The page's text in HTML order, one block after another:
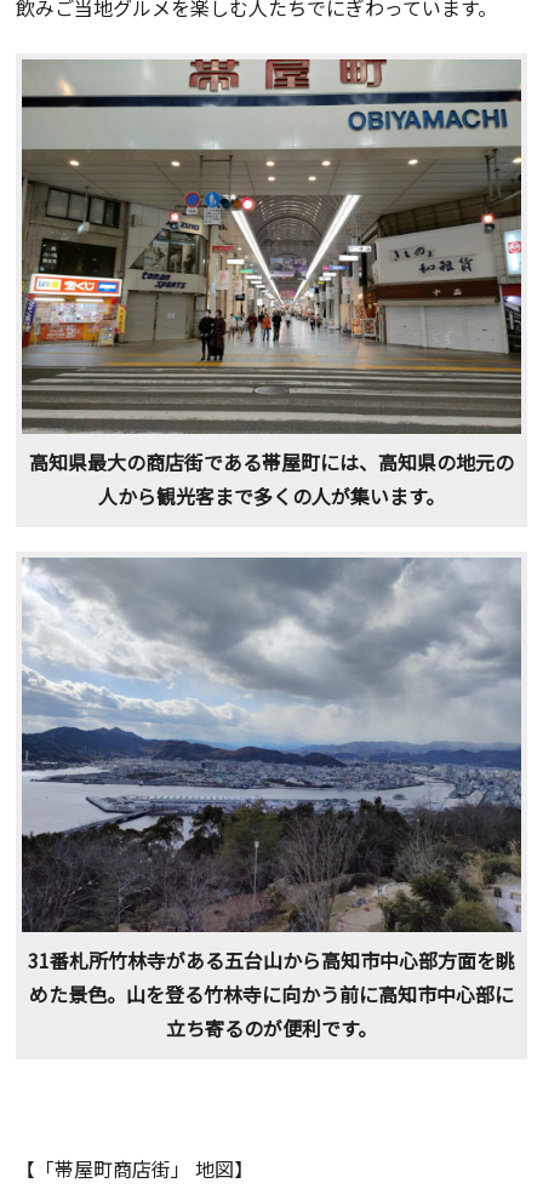
飲みご当地グルメを楽しむ人たちでにぎわっています。
高知県最大の商店街である帯屋町には、高知県の地元の
人から観光客まで多くの人が集います。
31番札所竹林寺がある五台山から高知市中心部方面を眺
めた景色。山を登る竹林寺に向かう前に高知市中心部に
立ち寄るのが便利です。
【「帯屋町商店街」 地図】